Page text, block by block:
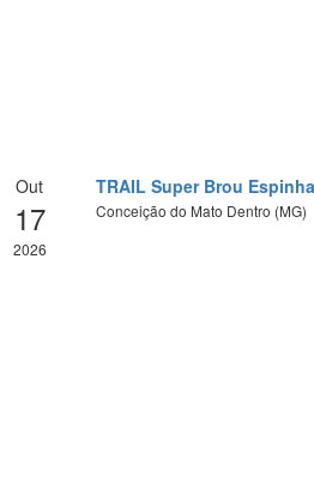
Out
17
2026
TRAIL Super Brou
Conceição do Mato Dentro (MG)